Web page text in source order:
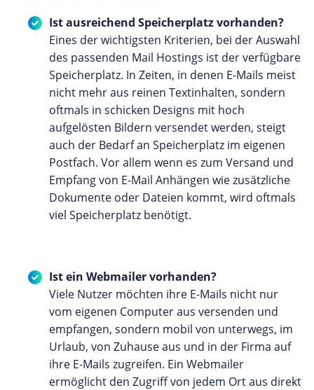
Ist ausreichend Speicherplatz vorhanden?
Eines der wichtigsten Kriterien, bei der Auswahl
des passenden Mail Hostings ist der verfügbare
Speicherplatz. In Zeiten, in denen E-Mails meist
nicht mehr aus reinen Textinhalten, sondern
oftmals in schicken Designs mit hoch
aufgelösten Bildern versendet werden, steigt
auch der Bedarf an Speicherplatz im eigenen
Postfach. Vor allem wenn es zum Versand und
Empfang von E-Mail Anhängen wie zusätzliche
Dokumente oder Dateien kommt, wird oftmals
viel Speicherplatz benötigt.
Ist ein Webmailer vorhanden?
Viele Nutzer möchten ihre E-Mails nicht nur
vom eigenen Computer aus versenden und
empfangen, sondern mobil von unterwegs, im
Urlaub, von Zuhause aus und in der Firma auf
ihre E-Mails zugreifen. Ein Webmailer
ermöglicht den Zugriff von jedem Ort aus direkt